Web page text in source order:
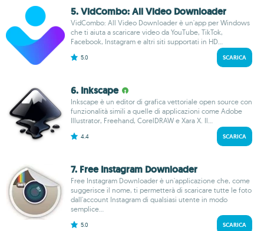
5. VidCombo: All Video Downloader
VidCombo: All Video Downloader è un'app per Windows
che ti aiuta a scaricare video da YouTube, TikTok,
Facebook, Instagram e altri siti supportati in HD...
5.0 SCARICA
6. Inkscape
Inkscape è un editor di grafica vettoriale open source con
funzionalità simili a quelle di applicazioni come Adobe
Illustrator, Freehand, CorelDRAW e Xara X. Il...
4.4 SCARICA
7. Free Instagram Downloader
Free Instagram Downloader è un'applicazione che, come
suggerisce il nome, ti permetterà di scaricare tutte le foto
dall'account Instagram di qualsiasi utente in modo
semplice...
5.0 SCARICA